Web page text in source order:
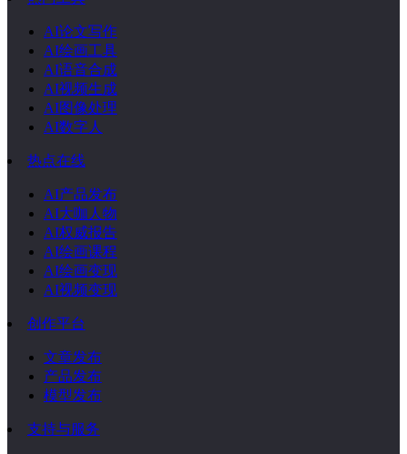
AI论文写作
AI绘画工具
AI语音合成
AI视频生成
AI图像处理
AI数字人
热点在线
AI产品发布
AI大咖人物
AI权威报告
AI绘画课程
AI绘画变现
AI视频变现
创作平台
文章发布
产品发布
模型发布
支持与服务